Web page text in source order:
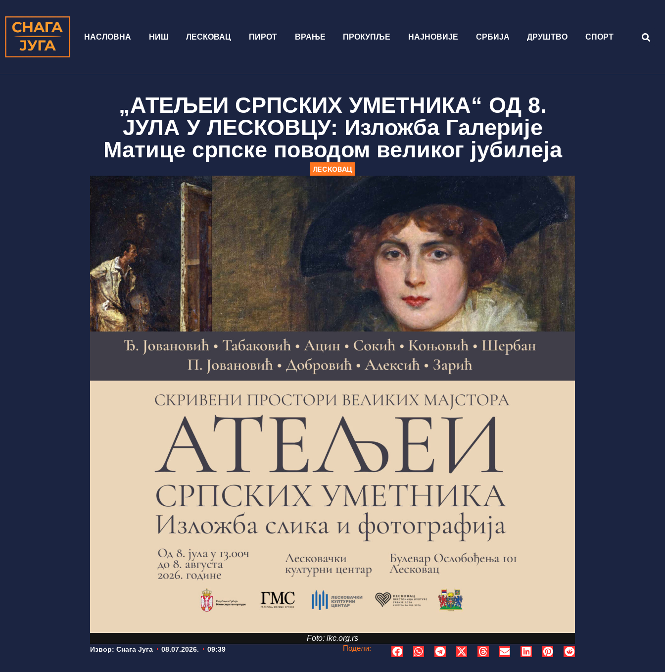
НАСЛОВНА НИШ ЛЕСКОВАЦ ПИРОТ ВРАЊЕ ПРОКУПЉЕ НАЈНОВИЈЕ СРБИЈА ДРУШТВО СПОРТ
„АТЕЉЕИ СРПСКИХ УМЕТНИКА“ ОД 8.
ЈУЛА У ЛЕСКОВЦУ: Изложба Галерије
Матице српске поводом великог јубилеја
ЛЕСКОВАЦ
Foto: lkc.org.rs
Извор: Снага Југа 08.07.2026. 09:39 Подели: